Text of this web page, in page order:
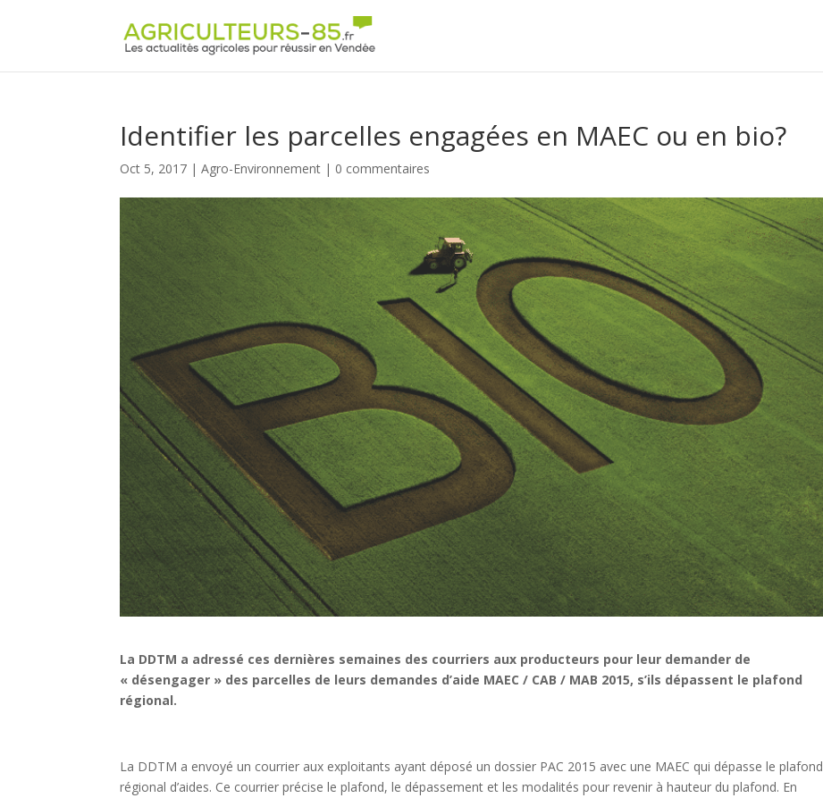
Identifier les parcelles engagées en MAEC ou en bio?
Oct 5, 2017 |Agro-Environnement | 0 commentaires
La DDTM a adressé ces dernières semaines des courriers aux producteurs pour leur demander de
« désengager » des parcelles de leurs demandes d’aide MAEC / CAB / MAB 2015, s’ils dépassent le plafond
régional.
La DDTM a envoyé un courrier aux exploitants ayant déposé un dossier PAC 2015 avec une MAEC qui dépasse le plafond
régional d’aides. Ce courrier précise le plafond, le dépassement et les modalités pour revenir à hauteur du plafond. En